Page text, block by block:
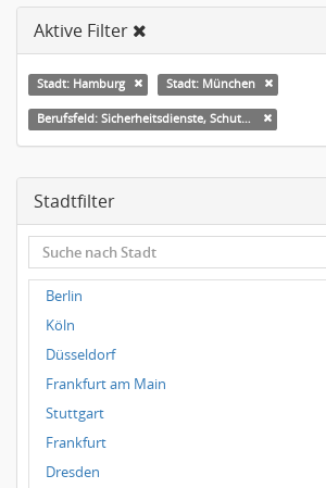
Aktive Filter
Stadt: Hamburg Stadt: München
Berufsfeld: Sicherheitsdienste, Schutzdienste
Stadtfilter
Berlin
Köln
Düsseldorf
Frankfurt am Main
Stuttgart
Frankfurt
Dresden